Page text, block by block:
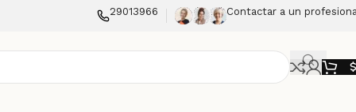
29013966 Contactar a un
$